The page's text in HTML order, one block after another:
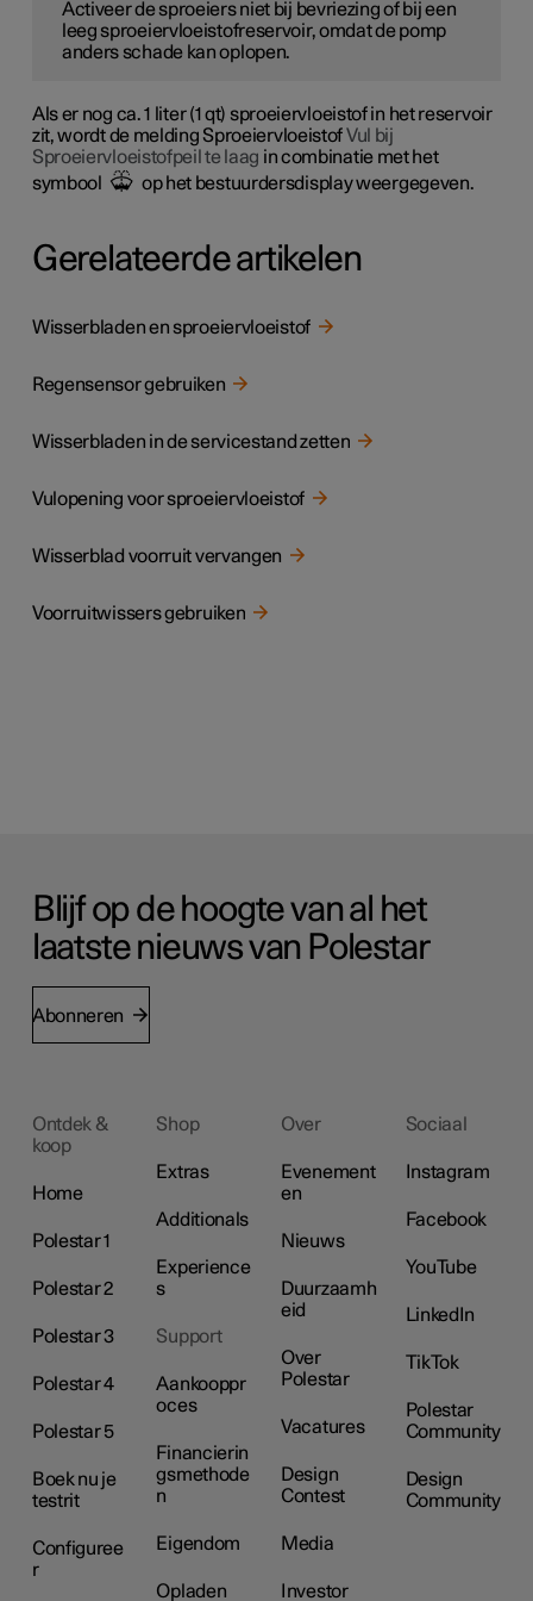
Activeer de sproeiers niet bij bevriezing of bij een
leeg sproeiervloeistofreservoir, omdat de pomp
anders schade kan oplopen.
Als er nog ca. 1 liter (1 qt) sproeiervloeistof in het reservoir
zit, wordt de melding SproeiervloeistofVul bij
Sproeiervloeistofpeil te laag in combinatie met het
symbool
op het bestuurdersdisplay weergegeven.
Gerelateerde artikelen
Wisserbladen en sproeiervloeistof
Regensensor gebruiken
Wisserbladen in de servicestand zetten
Vulopening voor sproeiervloeistof
Wisserblad voorruit vervangen
Voorruitwissers gebruiken
Blijf op de hoogte van al het
laatste nieuws van Polestar
Abonneren
Ontdek &
koop
Home
Polestar 1
Polestar 2
Polestar 3
Polestar 4
Polestar 5
Boek nu je
testrit
Configuree
r
Shop
Extras
Additionals
Experience
s
Support
Aankooppr
oces
Financierin
gsmethode
n
Eigendom
Opladen
Over
Evenement
en
Nieuws
Duurzaamh
eid
Over
Polestar
Vacatures
Design
Contest
Media
Investor
Sociaal
Instagram
Facebook
YouTube
LinkedIn
TikTok
Polestar
Community
Design
Community